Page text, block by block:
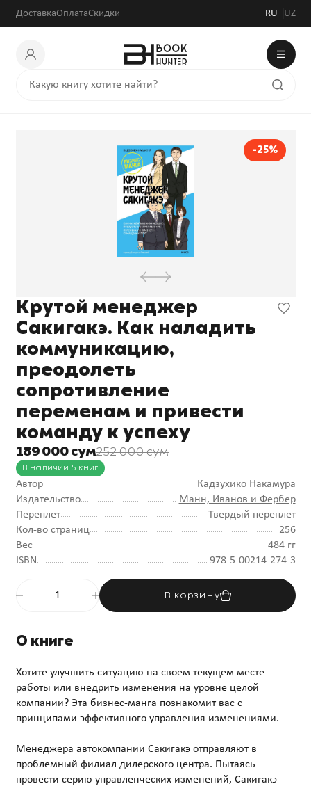
ДоставкаОплатаСкидки RU UZ
-25%
Крутой менеджер
Сакигакэ. Как наладить
коммуникацию,
преодолеть
сопротивление
переменам и привести
команду к успеху
189 000 сум252 000 сум
В наличии 5 книг
Автор
Кадзухико Накамура
Издательство
Манн, Иванов и Фербер
Переплет
Твердый переплет
Кол-во страниц
256
Вес
484 гг
ISBN
978-5-00214-274-3
В корзину
О книге
Хотите улучшить ситуацию на своем текущем месте
работы или внедрить изменения на уровне целой
компании? Эта бизнес-манга познакомит вас с
принципами эффективного управления изменениями.
Менеджера автокомпании Сакигакэ отправляют в
проблемный филиал дилерского центра. Пытаясь
провести серию управленческих изменений, Сакигакэ